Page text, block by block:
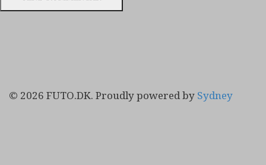
© 2026 FUTO.DK. Proudly powered by Sydney